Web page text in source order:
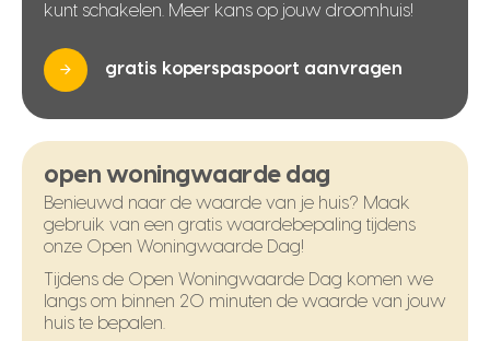
kunt schakelen. Meer kans op jouw droomhuis!
gratis koperspaspoort aanvragen
open woningwaarde dag
Benieuwd naar de waarde van je huis? Maak
gebruik van een gratis waardebepaling tijdens
onze Open Woningwaarde Dag!
Tijdens de Open Woningwaarde Dag komen we
langs om binnen 20 minuten de waarde van jouw
huis te bepalen.